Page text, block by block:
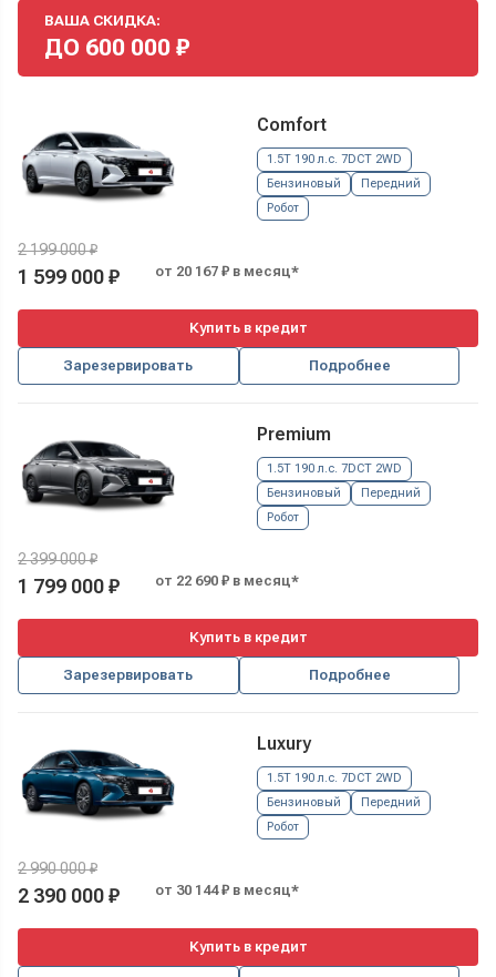
ВАША СКИДКА:
ДО 600 000 ₽
Comfort
1.5T 190 л.с. 7DCT 2WD
Бензиновый
Передний
Робот
2 199 000 ₽
1 599 000 ₽ от 20 167 ₽ в месяц*
Купить в кредит
Зарезервировать Подробнее
Premium
1.5T 190 л.с. 7DCT 2WD
Бензиновый
Передний
Робот
2 399 000 ₽
1 799 000 ₽ от 22 690 ₽ в месяц*
Купить в кредит
Зарезервировать Подробнее
Luxury
1.5T 190 л.с. 7DCT 2WD
Бензиновый
Передний
Робот
2 990 000 ₽
2 390 000 ₽ от 30 144 ₽ в месяц*
Купить в кредит